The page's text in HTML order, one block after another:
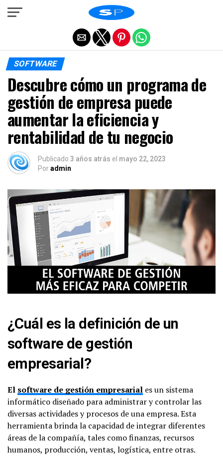
SOFTWARE
Descubre cómo un programa de
gestión de empresa puede
aumentar la eficiencia y
rentabilidad de tu negocio
Publicado 3 años atrás el mayo 22, 2023
Poradmin
¿Cuál es la definición de un
software de gestión
empresarial?
El software de gestión empresarial es un sistema
informático diseñado para administrar y controlar las
diversas actividades y procesos de una empresa. Esta
herramienta brinda la capacidad de integrar diferentes
áreas de la compañía, tales como finanzas, recursos
humanos, producción, ventas, logística, entre otras.
Salir de la versión móvil